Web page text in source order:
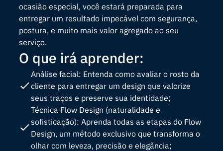
ocasião especial, você estará preparada para
entregar um resultado impecável com segurança,
postura, e muito mais valor agregado ao seu
serviço.
O que irá aprender:
Análise facial: Entenda como avaliar o rosto da
cliente para entregar um design que valorize
seus traços e preserve sua identidade;
Técnica Flow Design (naturalidade e
sofisticação): Aprenda todas as etapas do Flow
Design, um método exclusivo que transforma o
olhar com leveza, precisão e elegância;